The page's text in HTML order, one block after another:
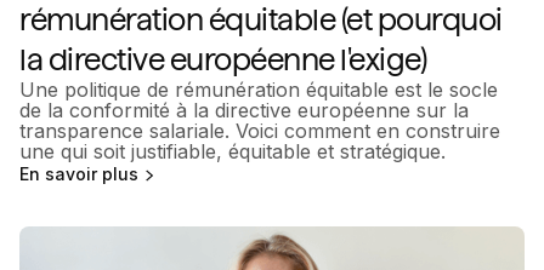
rémunération équitable (et pourquoi
la directive européenne l'exige)
Une politique de rémunération équitable est le socle
de la conformité à la directive européenne sur la
transparence salariale. Voici comment en construire
une qui soit justifiable, équitable et stratégique.
En savoir plus